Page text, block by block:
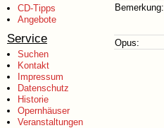
CD-Tipps
Angebote
Service
Suchen
Kontakt
Impressum
Datenschutz
Historie
Opernhäuser
Veranstaltungen
Bemerkung:
Opus: